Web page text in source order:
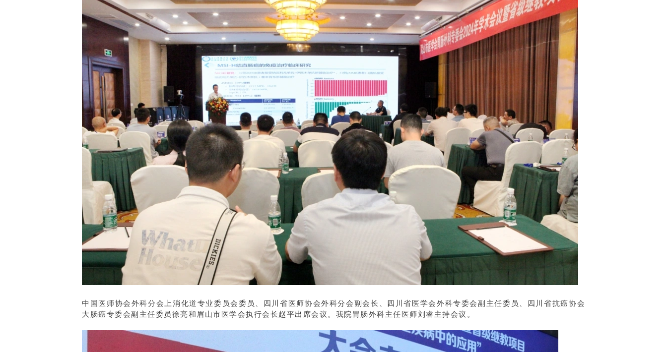
中国医师协会外科分会上消化道专业委员会委员、四川省医师协会外科分会副会长、四川省医学会外科专委会副主任委员、四川省抗癌协会
大肠癌专委会副主任委员徐亮和眉山市医学会执行会长赵平出席会议。我院胃肠外科主任医师刘睿主持会议。